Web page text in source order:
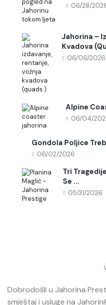
06/28/
Jahorina –
Kvadova
06/06/2026
Alpine
06/04/
Gondola Poljice
06/02/2026
Tri
Se ...
05/31/2026
Dobrodošli u Jahorina
smještaj i usluge na Jahorini!